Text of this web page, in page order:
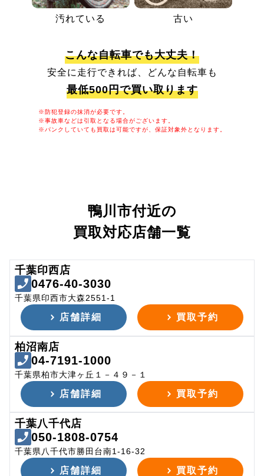
汚れている 古い
こんな自転車でも大丈夫！
安全に走行できれば、どんな自転車も
最低500円で買い取ります
※防犯登録の抹消が必要です。
※事故車などは引取となる場合がございます。
※パンクしていても買取は可能ですが、保証対象外となります。
鴨川市付近の
買取対応店舗一覧
千葉印西店
0476-40-3030
千葉県印西市大森2551-1
店舗詳細 買取予約
柏沼南店
04-7191-1000
千葉県柏市大津ヶ丘１－４９－１
店舗詳細 買取予約
千葉八千代店
050-1808-0754
千葉県八千代市勝田台南1-16-32
店舗詳細 買取予約